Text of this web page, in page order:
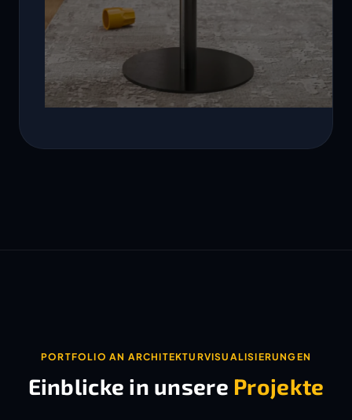
PORTFOLIO AN ARCHITEKTURVISUALISIERUNGEN
Einblicke in unsere Projekte